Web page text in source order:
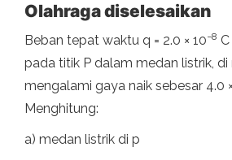
Olahraga diselesaikan
Beban tepat waktu q = 2.0 × 10−8
pada titik P dalam medan listrik, di
mengalami gaya naik sebesar 4.0
Menghitung:
a) medan listrik di p